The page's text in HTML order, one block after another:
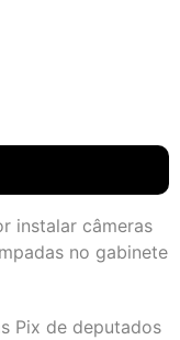
instalar câmeras
no gabinete
Pix de deputados